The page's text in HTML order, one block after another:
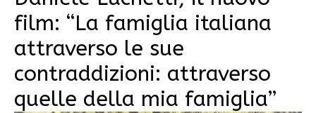
film: “La famiglia italiana
attraverso le sue
contraddizioni: attraverso
quelle della mia famiglia”